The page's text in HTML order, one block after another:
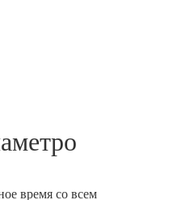
время со всем